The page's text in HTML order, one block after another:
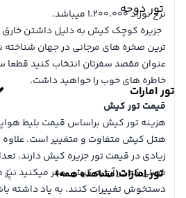
تور دوحه
تور امارات
تور امارات(مشاهده همه)
نرخ نوزاد 1.200.000 میباشد.
جزیره کوچک کیش به دلیل داشتن خارق
ترین صخره های مرجانی در جهان
عنوان مقصد سفرتان انتخاب کنید قطعا
خاطره های خوب را خواهید داشت.
قیمت تور کیش
هزینه تور کیش براساس قیمت بلیط
هتل کیش متفاوت و متغییر است. علاوه
زیادی در قیمت تور جزیره کیش دارند،
فصلی که در آن به کیش سفر میکنید نیز
دستخوش تغییرات کنند. به یاد داشته